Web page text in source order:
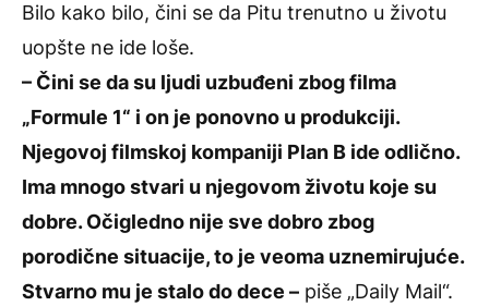
Bilo kako bilo, čini se da Pitu trenutno u životu
uopšte ne ide loše.
– Čini se da su ljudi uzbuđeni zbog filma
„Formule 1“ i on je ponovno u produkciji.
Njegovoj filmskoj kompaniji Plan B ide odlično.
Ima mnogo stvari u njegovom životu koje su
dobre. Očigledno nije sve dobro zbog
porodične situacije, to je veoma uznemirujuće.
Stvarno mu je stalo do dece – piše „Daily Mail“.